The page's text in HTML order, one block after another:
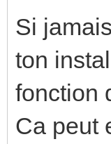
Si
ton
fonction
Ca peut